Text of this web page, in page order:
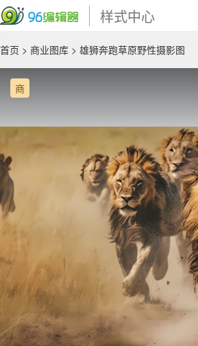
样式中心
首页 > 商业图库 > 雄狮奔跑草原野性摄影图
商